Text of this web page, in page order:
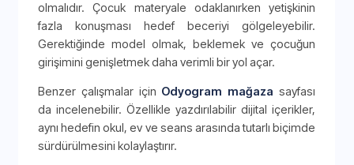
olmalıdır. Çocuk materyale odaklanırken yetişkinin
fazla konuşması hedef beceriyi gölgeleyebilir.
Gerektiğinde model olmak, beklemek ve çocuğun
girişimini genişletmek daha verimli bir yol açar.
Benzer çalışmalar için Odyogram mağaza sayfası
da incelenebilir. Özellikle yazdırılabilir dijital içerikler,
aynı hedefin okul, ev ve seans arasında tutarlı biçimde
sürdürülmesini kolaylaştırır.